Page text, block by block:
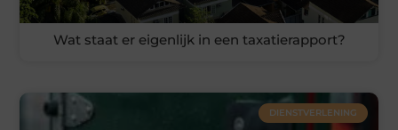
Wat staat er eigenlijk in een taxatierapport?
DIENSTVERLENING